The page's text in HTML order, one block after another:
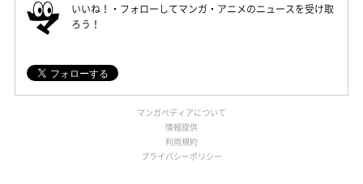
いいね！・フォローしてマンガ・アニメのニュースを受け取
ろう！
マンガペディアについて
情報提供
利用規約
プライバシーポリシー